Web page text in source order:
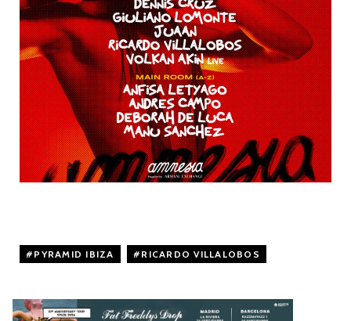
PYRAMID IBIZA RICARDO VILLALOBOS